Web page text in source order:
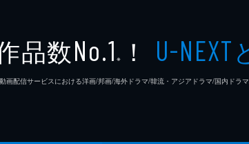
品数No.1 ※ ！ U-NEXT
配信サービスにおける洋画/邦画/海外ドラマ/韓流・アジアドラマ/国内ドラマ